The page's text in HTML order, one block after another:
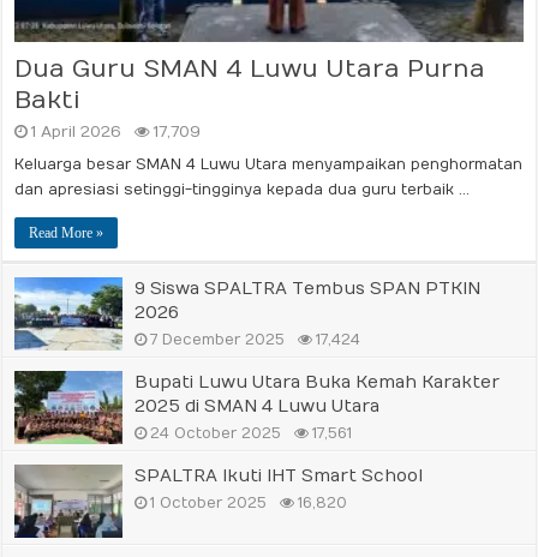
Dua Guru SMAN 4 Luwu Utara Purna
Bakti
1 April 2026 17,709
Keluarga besar SMAN 4 Luwu Utara menyampaikan penghormatan
dan apresiasi setinggi-tingginya kepada dua guru terbaik …
Read More »
9 Siswa SPALTRA Tembus SPAN PTKIN
2026
7 December 2025 17,424
Bupati Luwu Utara Buka Kemah Karakter
2025 di SMAN 4 Luwu Utara
24 October 2025 17,561
SPALTRA Ikuti IHT Smart School
1 October 2025 16,820